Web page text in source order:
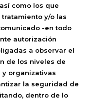
como los que
y/o las
-en todo
autorización
a observar el
de los niveles de
y organizativas
la seguridad de
dentro de lo